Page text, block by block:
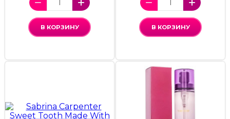
В КОРЗИНУ В КОРЗИНУ